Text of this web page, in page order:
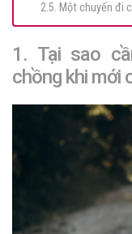
2.5. Một chuyến đi
1. Tại sao
chồng khi mới